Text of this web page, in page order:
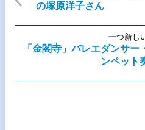
の塚原洋子さん
一つ新し
「金閣寺」バレエダンサ
ンペット